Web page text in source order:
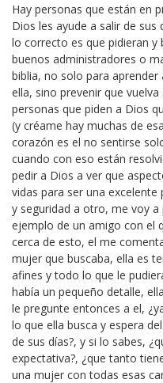
Hay personas que están en
Dios les ayude a salir de
lo correcto es que pidieran y
buenos administradores o
biblia, no solo para aprender
ella, sino prevenir que
personas que piden a Dios
(y créame hay muchas de
corazón es el no sentirse
cuando con eso están
pedir a Dios a ver que
vidas para ser una
y seguridad a otro, me voy
ejemplo de un amigo con el
cerca de esto, el me
mujer que buscaba, ella es
afines y todo lo que le
había un pequeño detalle,
le pregunte entonces a el,
lo que ella busca y espera
de sus días?, y si lo sabes,
expectativa?, ¿que tanto
una mujer con todas esas